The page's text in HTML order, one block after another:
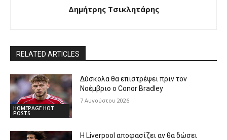
Δημήτρης Τσικλητάρης
RELATED ARTICLES
HOMEPAGE HOT
POSTS
Δύσκολα θα επιστρέψει πριν τον
Νοέμβριο ο Conor Bradley
7 Αυγούστου 2026
Η Liverpool αποφασίζει αν θα δώσει